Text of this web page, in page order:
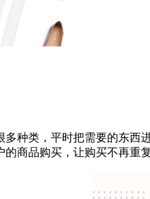
种类，平时把需要的东
商品购买，让购买不再重